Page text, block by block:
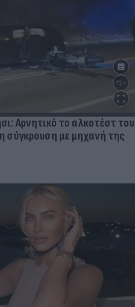
Αρνητικό το αλκοτέστ του
σύγκρουση με μηχανή της